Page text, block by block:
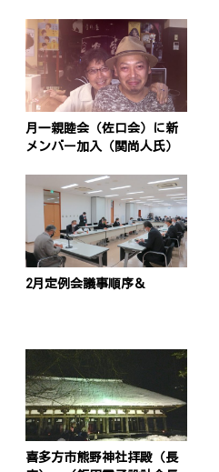
月一親睦会（佐口会）に新
メンバー加入（関尚人氏）
2月定例会議事順序＆
喜多方市熊野神社拝殿（長